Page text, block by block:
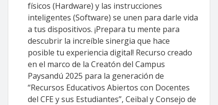
físicos (Hardware) y las instrucciones
inteligentes (Software) se unen para darle vida
a tus dispositivos. ¡Prepara tu mente para
descubrir la increíble sinergia que hace
posible tu experiencia digital! Recurso creado
en el marco de la Creatón del Campus
Paysandú 2025 para la generación de
“Recursos Educativos Abiertos con Docentes
del CFE y sus Estudiantes”, Ceibal y Consejo de